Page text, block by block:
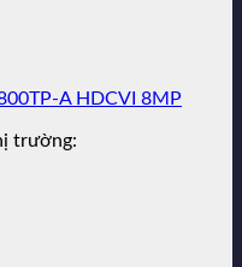
A HDCVI 8MP
trường: